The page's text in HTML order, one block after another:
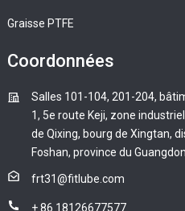
Graisse PTFE
Coordonnées
Salles 101-104, 201-204,
1, 5e route Keji, zone
de Qixing, bourg de Xingtan,
Foshan, province du
frt31@fitlube.com
+ 86 18126677577